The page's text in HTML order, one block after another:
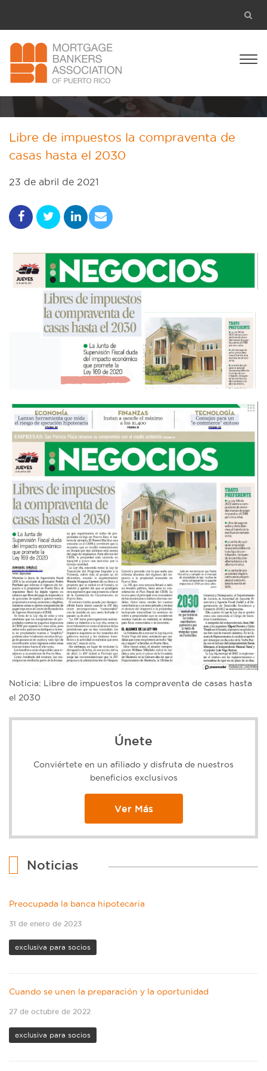
Libre de impuestos la compraventa de
casas hasta el 2030
23 de abril de 2021
Noticia: Libre de impuestos la compraventa de casas hasta
el 2030
Únete
Conviértete en un afiliado y disfruta de nuestros
beneficios exclusivos
Ver Más
Noticias
Preocupada la banca hipotecaria
31 de enero de 2023
exclusiva para socios
Cuando se unen la preparación y la oportunidad
27 de octubre de 2022
exclusiva para socios